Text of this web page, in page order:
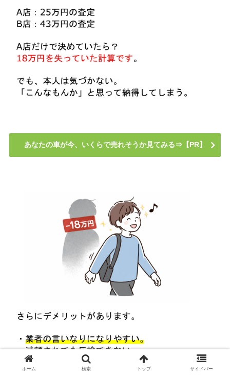
あなたの車が今、いくらで売れそうか見てみる⇒【PR】
ホーム 検索 トップ サイドバー